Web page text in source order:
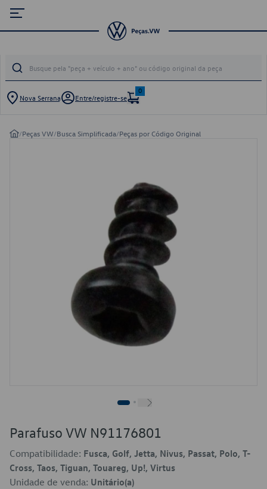
Nova Serrana Entre/registre-se
0
/Peças VW/Busca Simplificada/Peças por Código Original
Parafuso VW N91176801
Compatibilidade: Fusca, Golf, Jetta, Nivus, Passat, Polo, T-
Cross, Taos, Tiguan, Touareg, Up!, Virtus
Unidade de venda: Unitário(a)